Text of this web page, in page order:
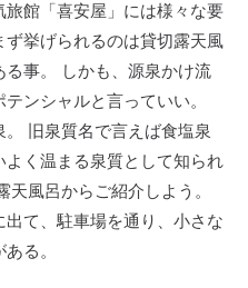
館「喜安屋」には様々な要
挙げられるのは貸切露天風
事。 しかも、源泉かけ流
ンシャルと言っていい。
旧泉質名で言えば食塩泉
く温まる泉質として知られ
風呂からご紹介しよう。
て、駐車場を通り、小さな
る。